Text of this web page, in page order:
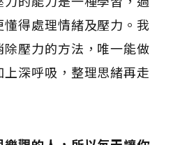
得處理情緒及壓力。我
除壓力的方法，唯一能做
上深呼吸，整理思緒再走